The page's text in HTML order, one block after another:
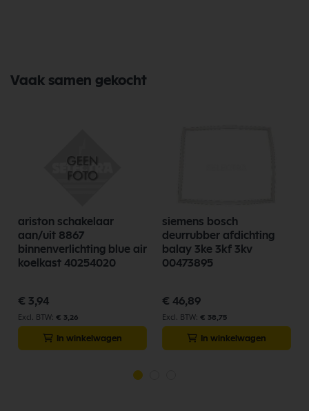
Vaak samen gekocht
ariston schakelaar
aan/uit 8867
binnenverlichting blue air
koelkast 40254020
€ 3,94
€ 3,26
In winkelwagen
siemens bosch
deurrubber afdichting
balay 3ke 3kf 3kv
00473895
€ 46,89
€ 38,75
In winkelwagen